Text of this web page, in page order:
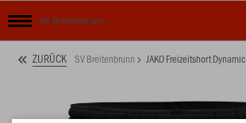
SV Breitenbrunn
ZURÜCK SV Breitenbrunn JAKO Freizeitshort Dynamic